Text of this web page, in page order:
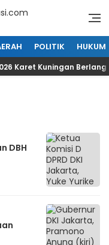
POLITIK HUKUM
Karet Kuningan
DBH